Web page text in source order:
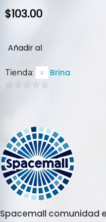
$103.00
Añadir al
carrito
Tienda: Brina
Spacemall comunidad